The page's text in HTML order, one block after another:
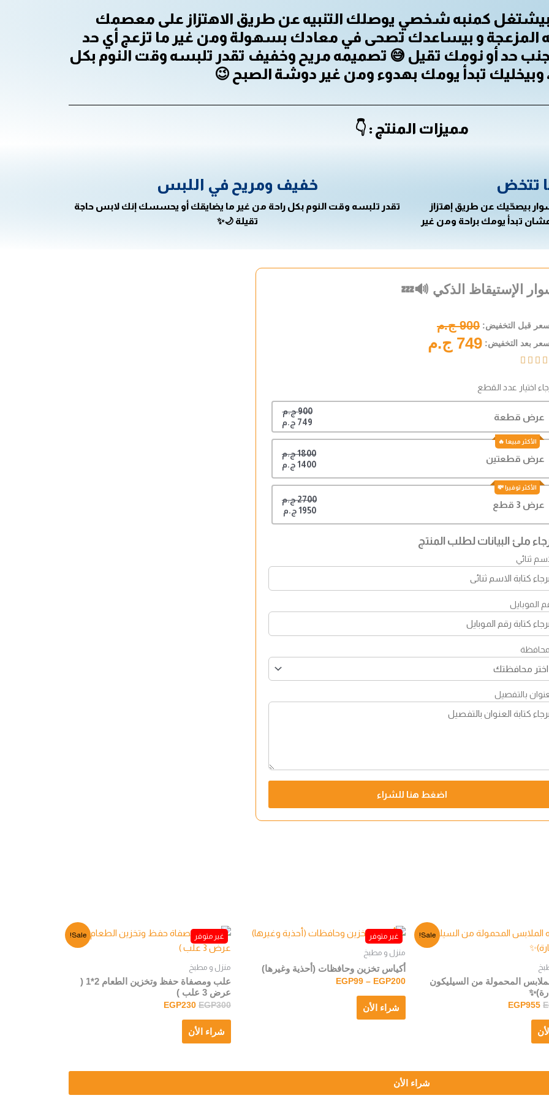
بيشتغل كمنبه شخصي يوصلك التنبيه عن طريق الاهتزاز على معصمك
المزعجة و بيساعدك تصحى في معادك بسهولة ومن غير ما تزعج أي حد
حد أو نومك تقيل 😅 تصميمه مريح وخفيف تقدر تلبسه وقت النوم بكل
وبيخليك تبدأ يومك بهدوء ومن غير دوشة الصبح 😉
مميزات المنتج : 👇
تتخض
بيصحّيك عن طريق إهتزاز
تبدأ يومك براحة ومن غير
خفيف ومريح في اللبس
تقدر تلبسه وقت النوم بكل راحة من غير ما يضايقك أو يحسسك إنك لابس حاجة
تقيلة 🌙✨
الإستيقاظ الذكي 🔊💤
قبل التخفيض: 900 ج.م
بعد التخفيض: 749 ج.م




اختيار عدد القطع
عرض قطعة
900 ج.م
749 ج.م
عرض قطعتين
1800 ج.م
1400 ج.م
عرض 3 قطع
2700 ج.م
1950 ج.م
ملئ البيانات لطلب المنتج
ثنائي
الموبايل
بالتفصيل
اضغط هنا للشراء
Sale!
المحمولة من السيليكون
EGP955
منزل و مطبخ
أكياس تخزين وحافظات (أحذية وغيرها)
EGP99 – EGP200
شراء الأن
Sale!
منزل و مطبخ
علب ومصفاة حفظ وتخزين الطعام 2*1 (
عرض 3 علب )
EGP300
EGP230
شراء الأن
شراء الأن
جميع الحقوق محفوظة لدى موقع شيكو ستور © 2023